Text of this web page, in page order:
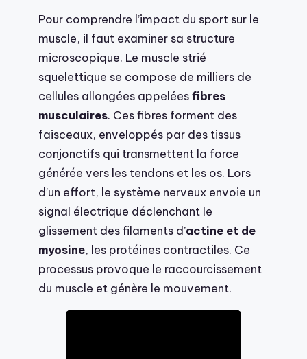
Pour comprendre l’impact du sport sur le
muscle, il faut examiner sa structure
microscopique. Le muscle strié
squelettique se compose de milliers de
cellules allongées appeléesfibres
musculaires. Ces fibres forment des
faisceaux, enveloppés par des tissus
conjonctifs qui transmettent la force
générée vers les tendons et les os. Lors
d’un effort, le système nerveux envoie un
signal électrique déclenchant le
glissement des filaments d’actine et de
myosine, les protéines contractiles. Ce
processus provoque le raccourcissement
du muscle et génère le mouvement.